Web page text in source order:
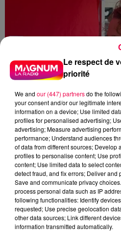
Le respect de
priorité
We and our (447) partnersdo the
your consent and/or our legitimate
information on a device; Use limited
profiles for personalised advertising;
advertising; Measure advertising
performance; Understand audiences
of data from different sources; Develop
profiles to personalise content; Use
content; Use limited data to select
detect fraud, and fix errors; Deliver
Save and communicate privacy
process personal data such as IP
following functionalities: Identify
requested; Use precise geolocation
other data sources; Link different
information transmitted automatically.